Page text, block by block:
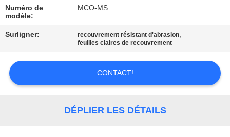
CONTRÔLE
DE
QUALITÉ
Numéro de
modèle:
MCO-MS
Surligner: recouvrement résistant d'abrasion,
feuilles claires de recouvrement
CONTACT!
DÉPLIER LES DÉTAILS